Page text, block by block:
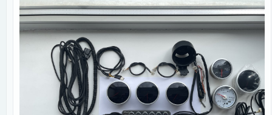
р
t
i
o
n
d
a
t
e